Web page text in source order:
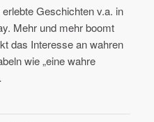
Geschichten v.a. in
Mehr und mehr boomt
das Interesse an wahren
wie „eine wahre